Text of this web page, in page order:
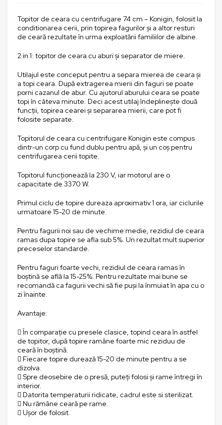
Topitor de ceara cu centrifugare 74 cm – Konigin, folosit la
conditionarea cerii, prin topirea fagurilor și a altor resturi
de ceară rezultate în urma exploatării familiilor de albine.
2 in 1: topitor de ceara cu aburi și separator de miere.
Utilajul este conceput pentru a separa mierea de ceara și
a topi ceara. După extragerea mierii din faguri se poate
porni cazanul de abur. Cu ajutorul aburului ceara se poate
topi în câteva minute. Deci acest utilaj îndeplinește două
funcții, topirea cearei și separarea mierii, care pot fi
folosite separate.
Topitorul de ceara cu centrifugare Konigin este compus
dintr-un corp cu fund dublu pentru apă, și un coș pentru
centrifugarea cerii topite.
Topitorul funcționează la 230 V, iar motorul are o
capacitate de 3370 W.
Primul ciclu de topire dureaza aproximativ 1 ora, iar ciclurile
urmatoare 15-20 de minute.
Pentru fagurii noi sau de vechime medie, rezidiul de ceara
ramas dupa topire se afla sub 5%. Un rezultat mult superior
preceselor standarde.
Pentru faguri foarte vechi, rezidiul de ceara ramas în
boștină se află la 15-25%. Pentru rezultate mai bune se
recomandă ca fagurii vechi să fie puși la înmuiat în apa cu o
zi înainte.
Avantaje:
 În comparație cu presele clasice, topind ceara în astfel
de topitor, după topire ramâne foarte mic reziduu de
ceară în boștină.
 Fiecare topire durează 15-20 de minute pentru a se
dizolva.
 Spre deosebire de o presă, puteți folosi și rame întregi în
interior.
 Datorita temperaturii ridicate, cadrul este si sterilizat.
 Nu rămâne ceară pe rame.
 Ușor de folosit.